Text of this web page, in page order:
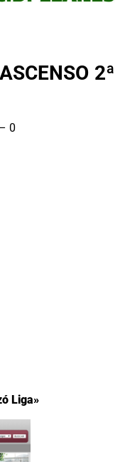
2ª
0
Liga»